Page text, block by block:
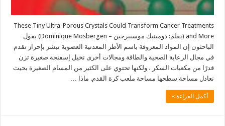
These Tiny Ultra-Porous Crystals Could Transform Cancer Treatments
and More (بقلم: دومينيك موسبيرجين – Dominique Mosbergen) يقول
الباحثون إن المواد المعروفة باسم الأطر المعدنية العضوية تبشر بإحراز تقدم
في مجال الرعاية الصحية والطاقة ومجالات أخرى تخيل إسفنجة صغيرة تزن
قدرًا من مكعبات السكر ، ولكنها تحتوي على الكثير من المسام الصغيرة بحيث
تعادل مساحة سطحها مساحة ملعب كرة القدم. ماذا …
أكمل القراءة »